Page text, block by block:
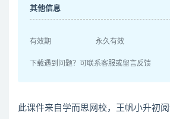
其他信息
有效期 永久有效
下载遇到问题？可联系客服或留言反馈
此课件来自学而思网校，王帆小升初